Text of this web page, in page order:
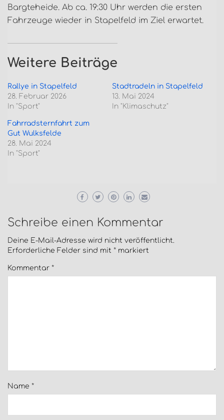
Bargteheide. Ab ca. 19:30 Uhr werden die ersten
Fahrzeuge wieder in Stapelfeld im Ziel erwartet.
Weitere Beiträge
Rallye in Stapelfeld
28. Februar 2026
In "Sport"
Stadtradeln in Stapelfeld
13. Mai 2024
In "Klimaschutz"
Fahrradsternfahrt zum
Gut Wulksfelde
28. Mai 2024
In "Sport"
Schreibe einen Kommentar
Deine E-Mail-Adresse wird nicht veröffentlicht.
Erforderliche Felder sind mit * markiert
Kommentar *
Name *